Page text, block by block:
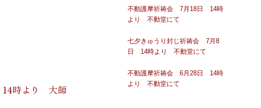
14時より 大師
不動護摩祈祷会 7月18日 14時
より 不動堂にて
七夕きゅうり封じ祈祷会 7月8
日 14時より 不動堂にて
不動護摩祈祷会 6月28日 14時
より 不動堂にて